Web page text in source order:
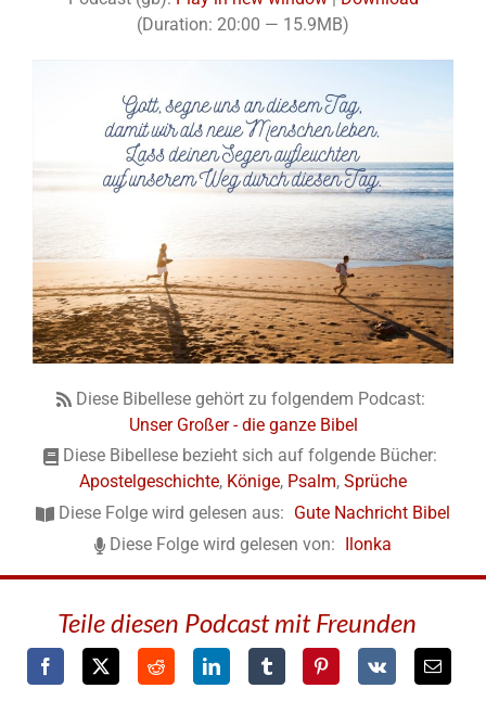
(Duration: 20:00 — 15.9MB)
Diese Bibellese gehört zu folgendem Podcast:
Unser Großer - die ganze Bibel
Diese Bibellese bezieht sich auf folgende Bücher:
Apostelgeschichte, Könige, Psalm, Sprüche
Diese Folge wird gelesen aus: Gute Nachricht Bibel
Diese Folge wird gelesen von: Ilonka
Teile diesen Podcast mit Freunden